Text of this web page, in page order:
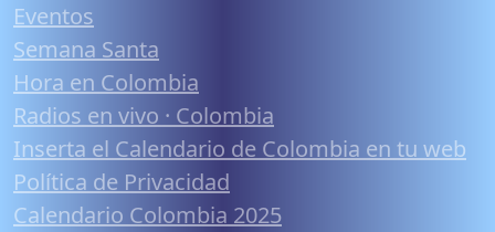
Eventos
Semana Santa
Hora en Colombia
Radios en vivo · Colombia
Inserta el Calendario de Colombia en tu web
Política de Privacidad
Calendario Colombia 2025